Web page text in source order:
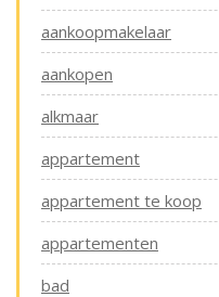
aankoopmakelaar
aankopen
alkmaar
appartement
appartement te koop
appartementen
bad